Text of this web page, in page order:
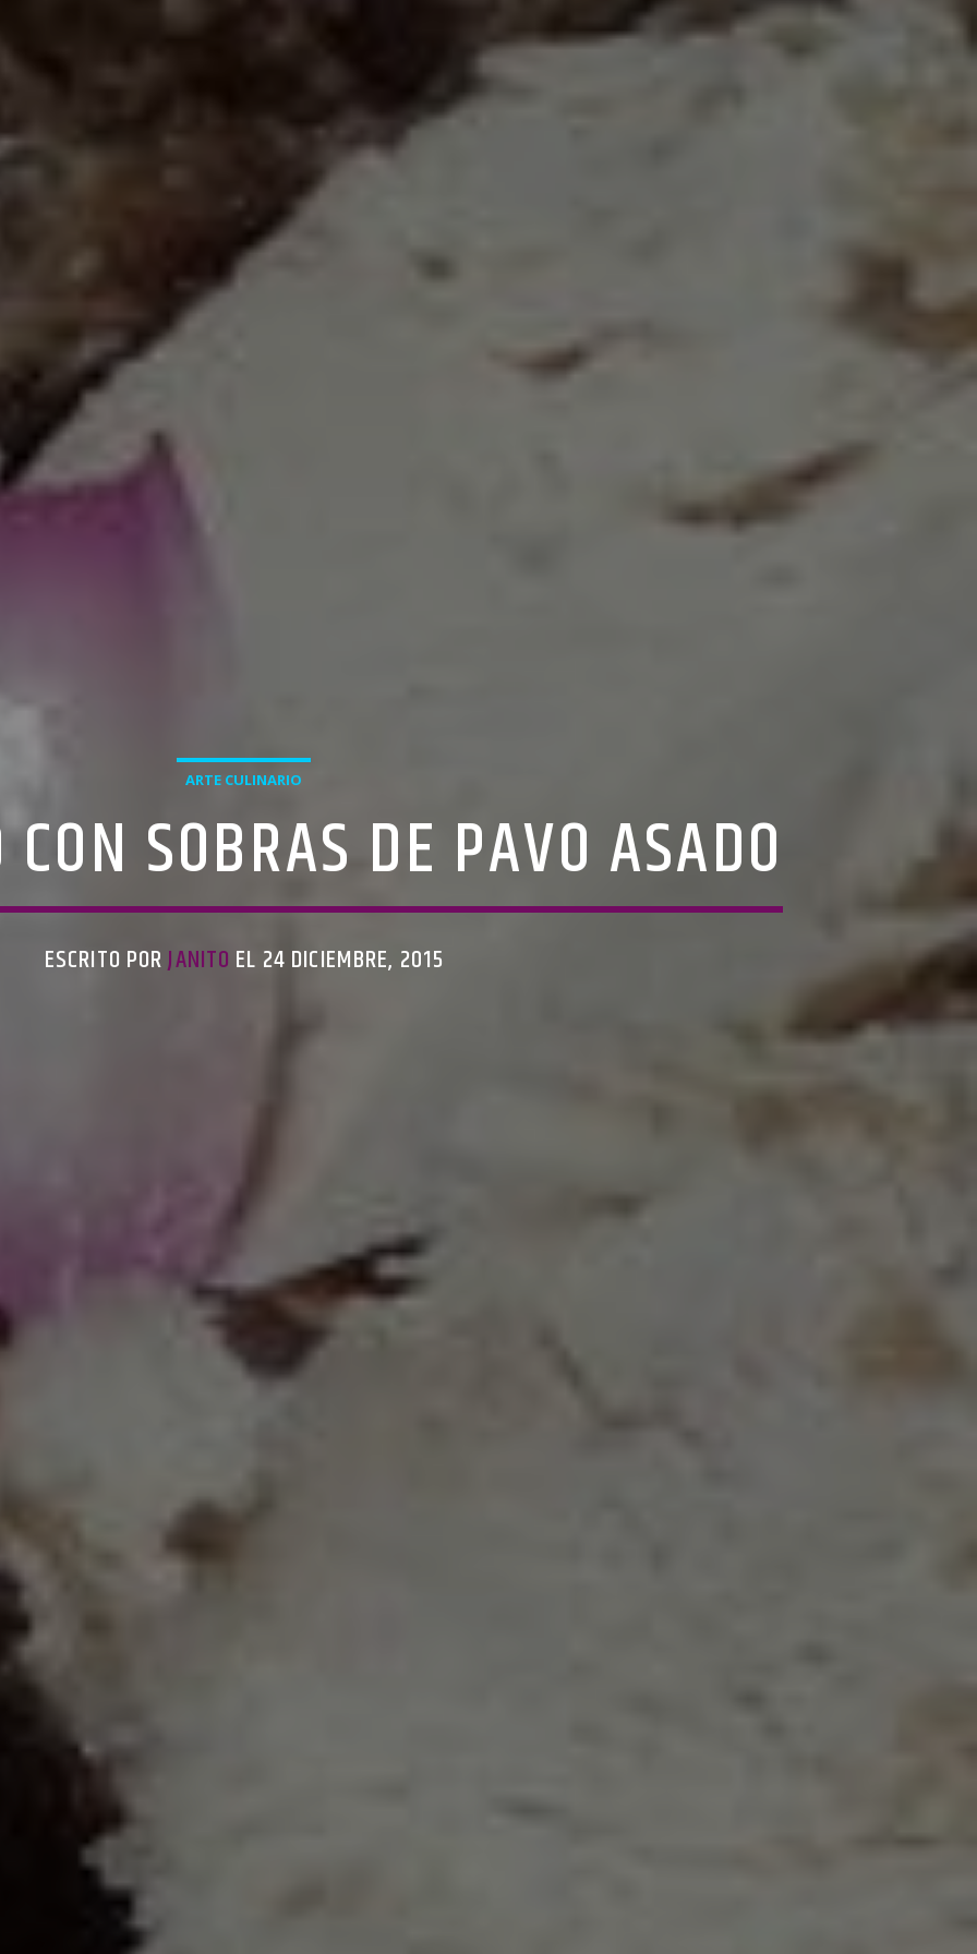
ARTE CULINARIO
SOBRAS DE PAVO ASADO
ESCRITO PORJANITO EL 24 DICIEMBRE, 2015